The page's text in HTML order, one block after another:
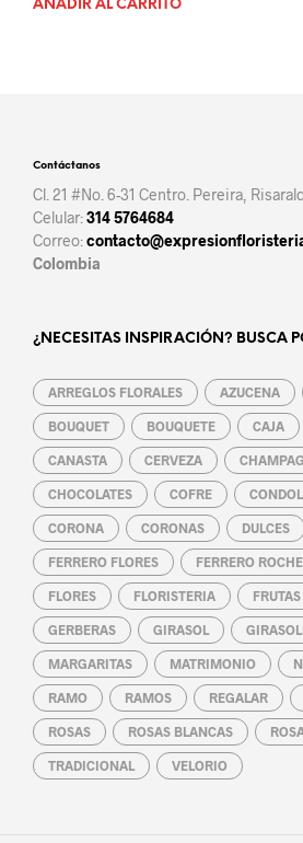
AÑADIR AL CARRITO
Contáctanos
Cl. 21 #No. 6-31 Centro. Pereira,
Celular:314 5764684
Correo:
Colombia
¿NECESITAS INSPIRACIÓN? BUSCA
ARREGLOS FLORALES AZUCENA
BOUQUET BOUQUETE CAJA
CANASTA CERVEZA
CHOCOLATES COFRE
CORONA CORONAS DULCES
FERRERO FLORES FERRERO
FLORES FLORISTERIA FRUTAS
GERBERAS GIRASOL
MARGARITAS MATRIMONIO
RAMO RAMOS REGALAR
ROSAS ROSAS BLANCAS
TRADICIONAL VELORIO